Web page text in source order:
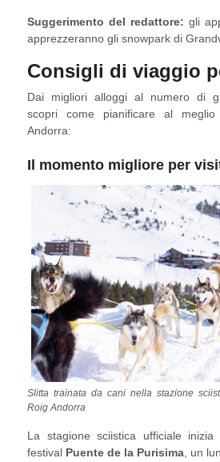
Suggerimento del redattore: gli
apprezzeranno gli snowpark di
Consigli di viaggio
Dai migliori alloggi al numero di
scopri come pianificare al
Andorra:
Il momento migliore per
Slitta trainata da cani nella stazione
Roig Andorra
La stagione sciistica ufficiale
festival Puente de la Purisima, un